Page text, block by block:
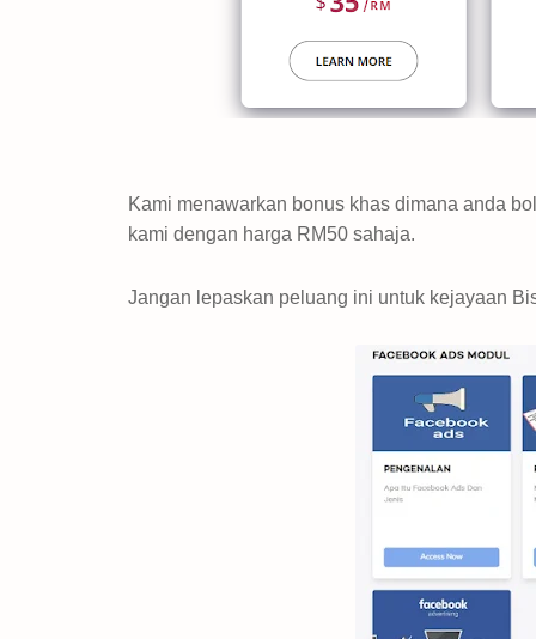
Kami menawarkan bonus khas dimana anda
kami dengan harga RM50 sahaja.
Jangan lepaskan peluang ini untuk kejayaan